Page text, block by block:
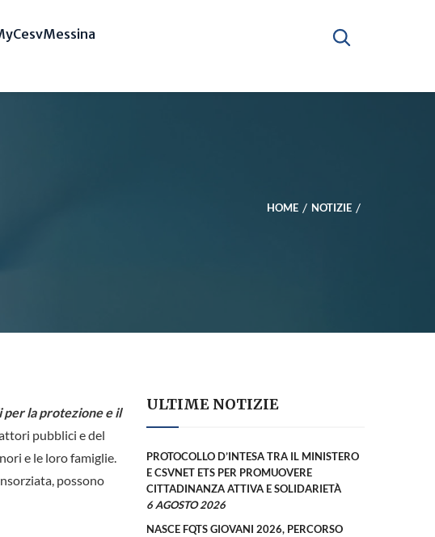
HOME NOTIZIE
la protezione e il
pubblici e del
e le loro famiglie.
possono
ULTIME NOTIZIE
PROTOCOLLO D’INTESA TRA IL MINISTERO
E CSVNET ETS PER PROMUOVERE
CITTADINANZA ATTIVA E SOLIDARIETÀ
6 AGOSTO 2026
NASCE FQTS GIOVANI 2026, PERCORSO